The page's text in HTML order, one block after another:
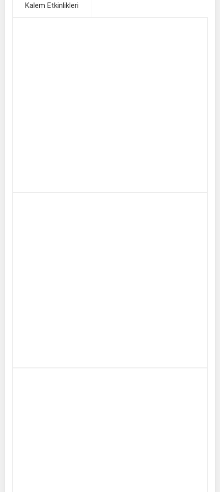
Kalem Etkinlikleri